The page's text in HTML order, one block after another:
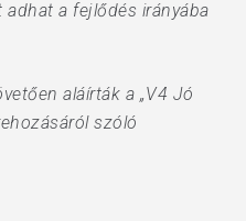
a fejlődés irányába
aláírták a „V4 Jó
szóló